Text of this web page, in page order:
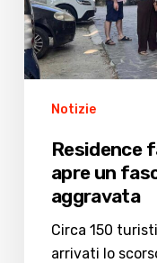
truffa
aggravata
Notizie
Residence
apre un
aggravata
Circa 150
arrivati lo